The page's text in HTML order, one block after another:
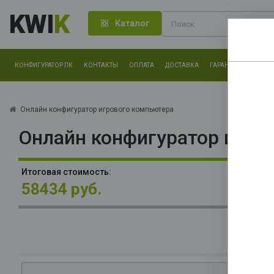
KWIK Каталог
КОНФИГУРАТОР ПК КОНТАКТЫ ОПЛАТА ДОСТАВКА ГАРАНТИЯ
Онлайн конфигуратор игрового компьютера
Онлайн конфигуратор
Итоговая стоимость:
58434 руб.